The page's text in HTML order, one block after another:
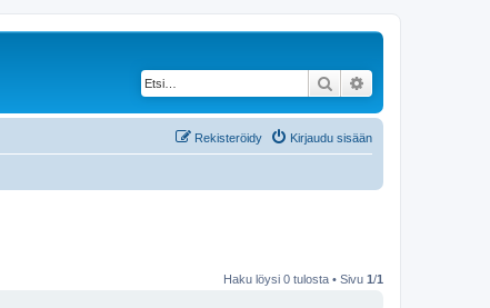
Etsi
Kirjaudu sisään
Rekisteröidy
Haku löysi 0 tulosta • Sivu 1/1